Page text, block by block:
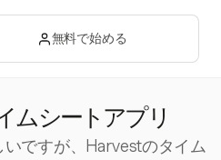
無料で始める
ムシートアプリ
ですが、Harvestのタイム